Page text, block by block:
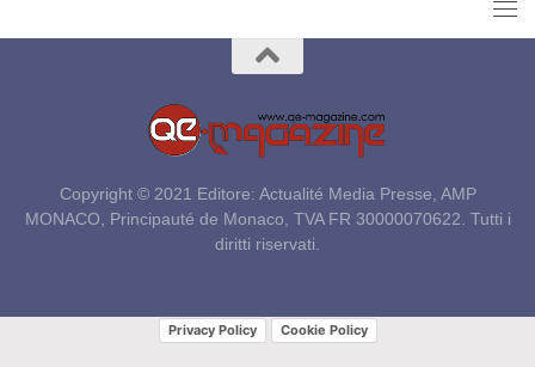
Copyright © 2021 Editore: Actualité Media Presse, AMP
MONACO, Principauté de Monaco, TVA FR 30000070622. Tutti i
diritti riservati.
Privacy Policy Cookie Policy